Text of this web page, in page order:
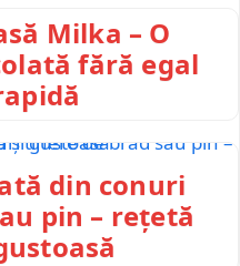
Milka – O
fără egal
din conuri
pin – rețetă